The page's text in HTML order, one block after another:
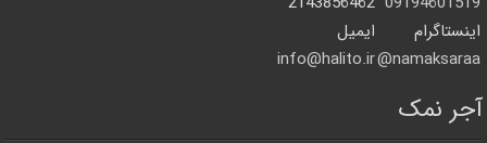
اینستاگرام
ایمیل
namaksaraa@
info@halito.ir
آجر نمک